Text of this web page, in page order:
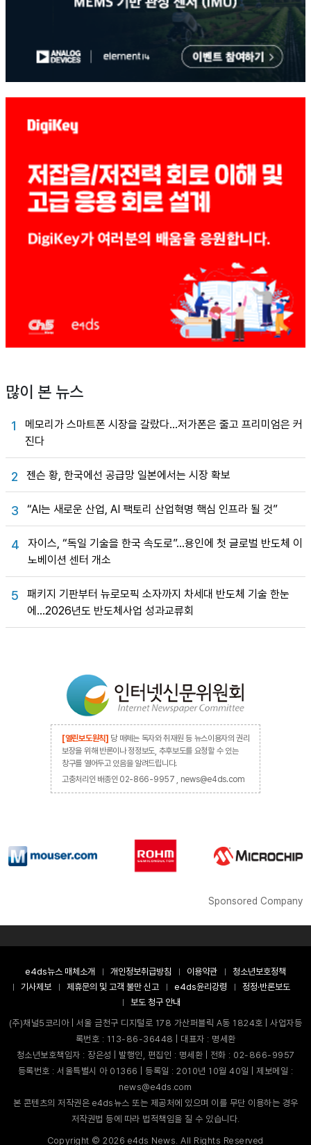
많이 본 뉴스
1
메모리가 스마트폰 시장을 갈랐다…저가폰은 줄고 프리미엄은 커
진다
2 젠슨 황, 한국에선 공급망 일본에서는 시장 확보
3 “AI는 새로운 산업, AI 팩토리 산업혁명 핵심 인프라 될 것”
4
자이스, “독일 기술을 한국 속도로”…용인에 첫 글로벌 반도체 이
노베이션 센터 개소
5
패키지 기판부터 뉴로모픽 소자까지 차세대 반도체 기술 한눈
에…2026년도 반도체사업 성과교류회
[열린보도원칙] 당 매체는 독자와 취재원 등 뉴스이용자의 권리
보장을 위해 반론이나 정정보도, 추후보도를 요청할 수 있는
창구를 열어두고 있음을 알려드립니다.
고충처리인 배종인 02-866-9957 , news@e4ds.com
Sponsored Company
e4ds뉴스 매체소개 개인정보취급방침 이용약관
청소년보호정책
기사제보
제휴문의 및 고객 불만 신고 e4ds윤리강령
정정·반론보도
보도 청구 안내
(주)채널5코리아 | 서울 금천구 디지털로 178 가산퍼블릭 A동 1824호 | 사업자등
록번호 : 113-86-36448 | 대표자 : 명세환
청소년보호책임자 : 장은성 | 발행인, 편집인 : 명세환 | 전화 : 02-866-9957
등록번호 : 서울특별시 아 01366 | 등록일 : 2010년 10월 40일 | 제보메일 :
news@e4ds.com
본 콘텐츠의 저작권은 e4ds뉴스 또는 제공처에 있으며 이를 무단 이용하는 경우
저작권법 등에 따라 법적책임을 질 수 있습니다.
Copyright ©2026 e4ds News. All Rights Reserved